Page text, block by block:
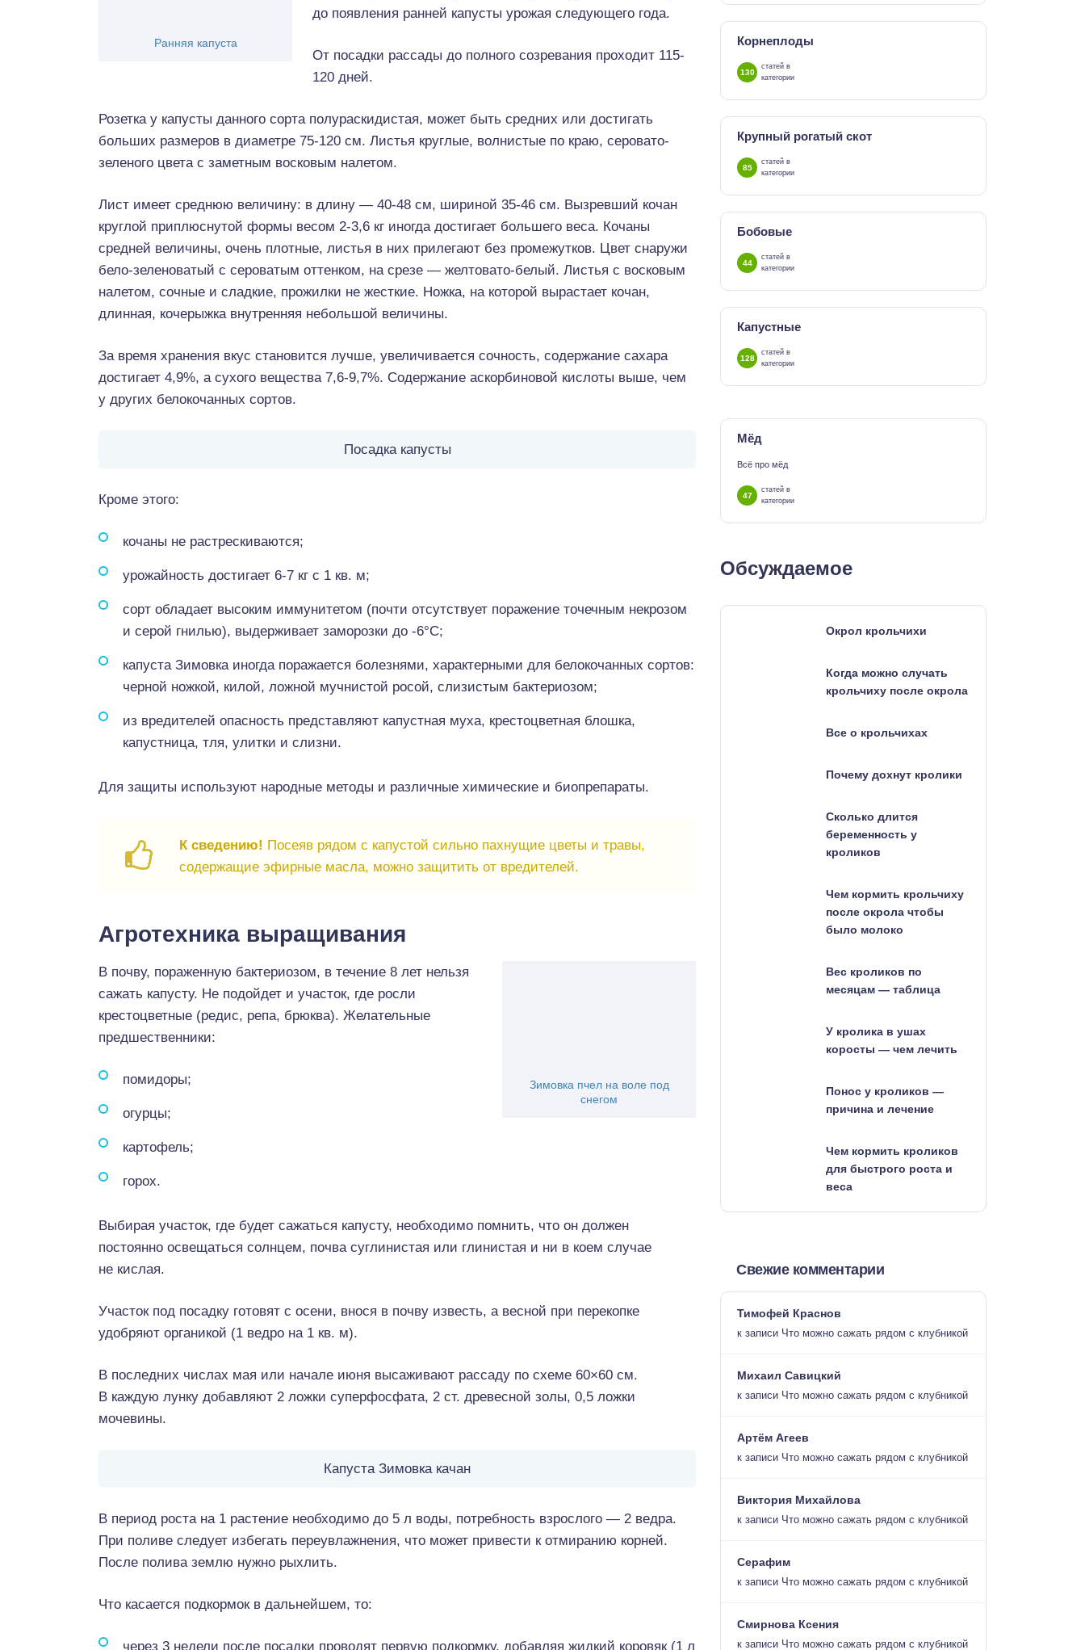
Ранняя капуста
до появления ранней капусты урожая следующего года.
От посадки рассады до полного созревания проходит 115-
120 дней.
Розетка у капусты данного сорта полураскидистая, может быть средних или достигать
больших размеров в диаметре 75-120 см. Листья круглые, волнистые по краю, серовато-
зеленого цвета с заметным восковым налетом.
Лист имеет среднюю величину: в длину — 40-48 см, шириной 35-46 см. Вызревший кочан
круглой приплюснутой формы весом 2-3,6 кг иногда достигает большего веса. Кочаны
средней величины, очень плотные, листья в них прилегают без промежутков. Цвет снаружи
бело-зеленоватый с сероватым оттенком, на срезе — желтовато-белый. Листья с восковым
налетом, сочные и сладкие, прожилки не жесткие. Ножка, на которой вырастает кочан,
длинная, кочерыжка внутренняя небольшой величины.
За время хранения вкус становится лучше, увеличивается сочность, содержание сахара
достигает 4,9%, а сухого вещества 7,6-9,7%. Содержание аскорбиновой кислоты выше, чем
у других белокочанных сортов.
Посадка капусты
Кроме этого:
кочаны не растрескиваются;
урожайность достигает 6-7 кг с 1 кв. м;
сорт обладает высоким иммунитетом (почти отсутствует поражение точечным некрозом
и серой гнилью), выдерживает заморозки до -6°С;
капуста Зимовка иногда поражается болезнями, характерными для белокочанных сортов:
черной ножкой, килой, ложной мучнистой росой, слизистым бактериозом;
из вредителей опасность представляют капустная муха, крестоцветная блошка,
капустница, тля, улитки и слизни.
Для защиты используют народные методы и различные химические и биопрепараты.
К сведению! Посеяв рядом с капустой сильно пахнущие цветы и травы,
содержащие эфирные масла, можно защитить от вредителей.
Агротехника выращивания
Зимовка пчел на воле под
снегом
В почву, пораженную бактериозом, в течение 8 лет нельзя
сажать капусту. Не подойдет и участок, где росли
крестоцветные (редис, репа, брюква). Желательные
предшественники:
помидоры;
огурцы;
картофель;
горох.
Выбирая участок, где будет сажаться капусту, необходимо помнить, что он должен
постоянно освещаться солнцем, почва суглинистая или глинистая и ни в коем случае
не кислая.
Участок под посадку готовят с осени, внося в почву известь, а весной при перекопке
удобряют органикой (1 ведро на 1 кв. м).
В последних числах мая или начале июня высаживают рассаду по схеме 60×60 см.
В каждую лунку добавляют 2 ложки суперфосфата, 2 ст. древесной золы, 0,5 ложки
мочевины.
Капуста Зимовка качан
В период роста на 1 растение необходимо до 5 л воды, потребность взрослого — 2 ведра.
При поливе следует избегать переувлажнения, что может привести к отмиранию корней.
После полива землю нужно рыхлить.
Что касается подкормок в дальнейшем, то:
через 3 недели после посадки проводят первую подкормку, добавляя жидкий коровяк (1 л
Корнеплоды
130
статей в
категории
Крупный рогатый скот
85
статей в
категории
Бобовые
44
статей в
категории
Капустные
128
статей в
категории
Мёд
Всё про мёд
47
статей в
категории
Обсуждаемое
Окрол крольчихи
Когда можно случать
крольчиху после окрола
Все о крольчихах
Почему дохнут кролики
Сколько длится
беременность у
кроликов
Чем кормить крольчиху
после окрола чтобы
было молоко
Вес кроликов по
месяцам — таблица
У кролика в ушах
коросты — чем лечить
Понос у кроликов —
причина и лечение
Чем кормить кроликов
для быстрого роста и
веса
Свежие комментарии
Тимофей Краснов
к записи Что можно сажать рядом с клубникой
Михаил Савицкий
к записи Что можно сажать рядом с клубникой
Артём Агеев
к записи Что можно сажать рядом с клубникой
Виктория Михайлова
к записи Что можно сажать рядом с клубникой
Серафим
к записи Что можно сажать рядом с клубникой
Смирнова Ксения
к записи Что можно сажать рядом с клубникой